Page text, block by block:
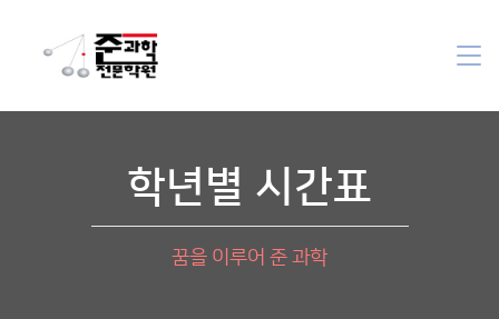
학년별 시간표
꿈을 이루어 준 과학